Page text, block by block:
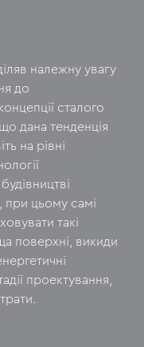
належну увагу
до
сталого
дана тенденція
на рівні
при цьому самі
такі
поверхні, викиди
проектування,